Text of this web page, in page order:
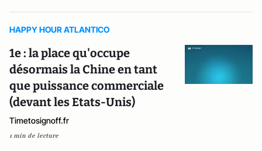
HAPPY HOUR ATLANTICO
1e : la place qu'occupe
désormais la Chine en tant
que puissance commerciale
(devant les Etats-Unis)
Timetosignoff.fr
1 min de lecture